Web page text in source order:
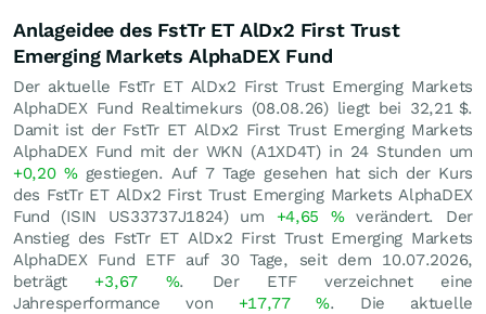
Anlageidee des FstTr ET AlDx2 First Trust
Emerging Markets AlphaDEX Fund
Der aktuelle FstTr ET AlDx2 First Trust Emerging Markets
AlphaDEX Fund Realtimekurs (08.08.26) liegt bei 32,21 $.
Damit ist der FstTr ET AlDx2 First Trust Emerging Markets
AlphaDEX Fund mit der WKN (A1XD4T) in 24 Stunden um
+0,20 %gestiegen. Auf 7 Tage gesehen hat sich der Kurs
des FstTr ET AlDx2 First Trust Emerging Markets AlphaDEX
Fund (ISIN US33737J1824) um +4,65 %verändert. Der
Anstieg des FstTr ET AlDx2 First Trust Emerging Markets
AlphaDEX Fund ETF auf 30 Tage, seit dem 10.07.2026,
beträgt +3,67 %. Der ETF verzeichnet eine
Jahresperformance von +17,77%. Die aktuelle